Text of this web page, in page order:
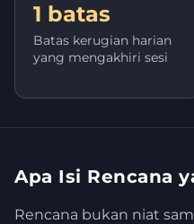
1 batas
Batas kerugian harian
yang mengakhiri sesi
Apa Isi Rencana
Rencana bukan niat